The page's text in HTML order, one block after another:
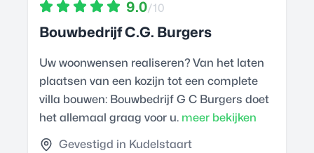
9.0/10
Bouwbedrijf C.G. Burgers
Uw woonwensen realiseren? Van het laten
plaatsen van een kozijn tot een complete
villa bouwen: Bouwbedrijf G C Burgers doet
het allemaal graag voor u. meer bekijken
Gevestigd in Kudelstaart